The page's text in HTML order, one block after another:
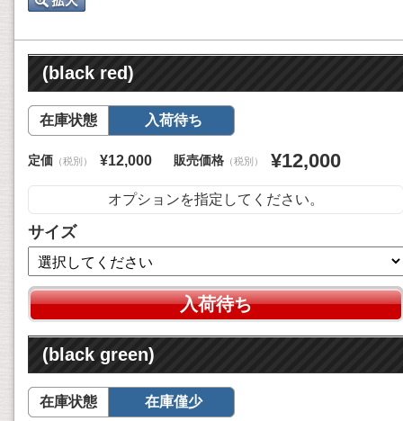
(black red)
在庫状態 入荷待ち
定価 （税別） ¥12,000 販売価格 （税別） ¥12,000
オプションを指定してください。
サイズ
入荷待ち
(black green)
在庫状態 在庫僅少